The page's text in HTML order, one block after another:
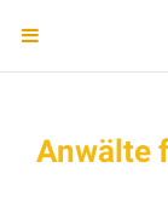
Anwälte